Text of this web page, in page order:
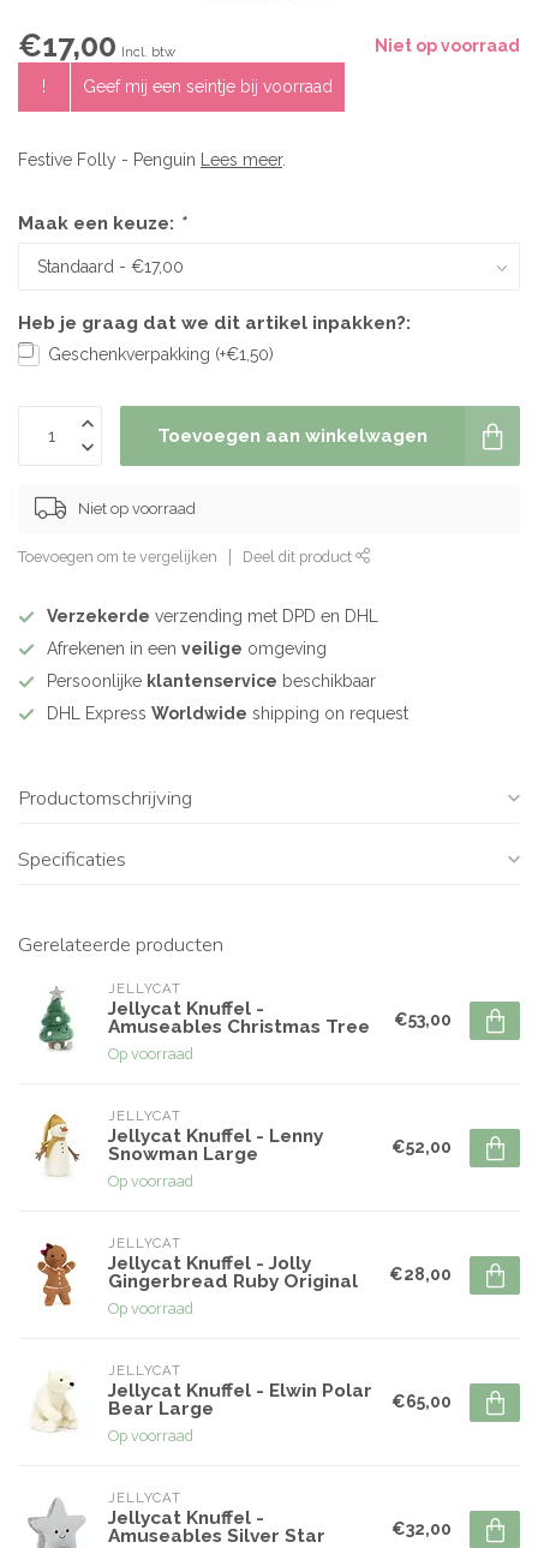
€17,00 Incl. btw Niet op voorraad
! Geef mij een seintje bij voorraad
Festive Folly - Penguin Lees meer.
Maak een keuze: *
Heb je graag dat we dit artikel inpakken?:
Geschenkverpakking (+€1,50)
Toevoegen aan winkelwagen
Niet op voorraad
Toevoegen om te vergelijken Deel dit product
Verzekerde verzending met DPD en DHL
Afrekenen in een veilige omgeving
Persoonlijke klantenservice beschikbaar
DHL Express Worldwide shipping on request
Productomschrijving
Specificaties
Gerelateerde producten
JELLYCAT
Jellycat Knuffel -
Amuseables Christmas Tree
Op voorraad
€53,00
JELLYCAT
Jellycat Knuffel - Lenny
Snowman Large
Op voorraad
€52,00
JELLYCAT
Jellycat Knuffel - Jolly
Gingerbread Ruby Original
Op voorraad
€28,00
JELLYCAT
Jellycat Knuffel - Elwin Polar
Bear Large
Op voorraad
€65,00
JELLYCAT
Jellycat Knuffel -
Amuseables Silver Star
€32,00